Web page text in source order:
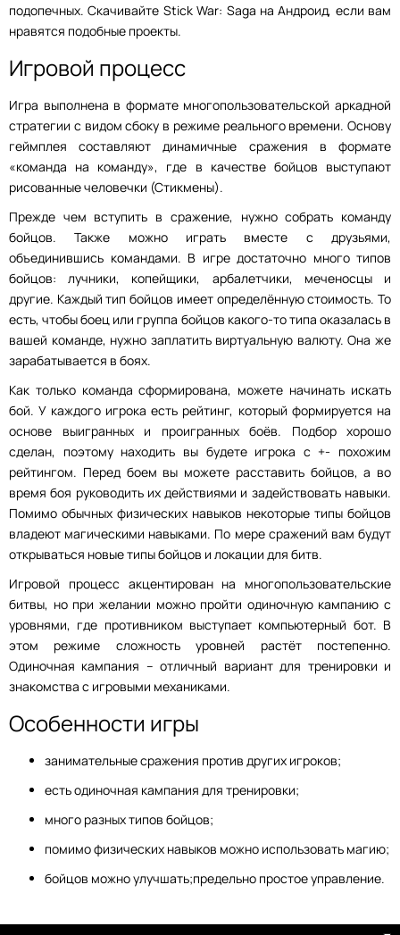
подопечных. Скачивайте Stick War: Saga на Андроид, если вам
нравятся подобные проекты.
Игровой процесс
Игра выполнена в формате многопользовательской аркадной
стратегии с видом сбоку в режиме реального времени. Основу
геймплея составляют динамичные сражения в формате
«команда на команду», где в качестве бойцов выступают
рисованные человечки (Стикмены).
Прежде чем вступить в сражение, нужно собрать команду
бойцов. Также можно играть вместе с друзьями,
объединившись командами. В игре достаточно много типов
бойцов: лучники, копейщики, арбалетчики, меченосцы и
другие. Каждый тип бойцов имеет определённую стоимость. То
есть, чтобы боец или группа бойцов какого-то типа оказалась в
вашей команде, нужно заплатить виртуальную валюту. Она же
зарабатывается в боях.
Как только команда сформирована, можете начинать искать
бой. У каждого игрока есть рейтинг, который формируется на
основе выигранных и проигранных боёв. Подбор хорошо
сделан, поэтому находить вы будете игрока с +- похожим
рейтингом. Перед боем вы можете расставить бойцов, а во
время боя руководить их действиями и задействовать навыки.
Помимо обычных физических навыков некоторые типы бойцов
владеют магическими навыками. По мере сражений вам будут
открываться новые типы бойцов и локации для битв.
Игровой процесс акцентирован на многопользовательские
битвы, но при желании можно пройти одиночную кампанию с
уровнями, где противником выступает компьютерный бот. В
этом режиме сложность уровней растёт постепенно.
Одиночная кампания – отличный вариант для тренировки и
знакомства с игровыми механиками.
Особенности игры
занимательные сражения против других игроков;
есть одиночная кампания для тренировки;
много разных типов бойцов;
помимо физических навыков можно использовать магию;
бойцов можно улучшать;предельно простое управление.